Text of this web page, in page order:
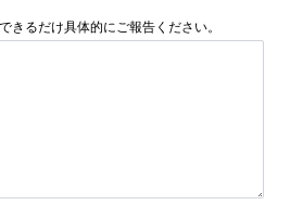
きるだけ具体的にご報告ください。